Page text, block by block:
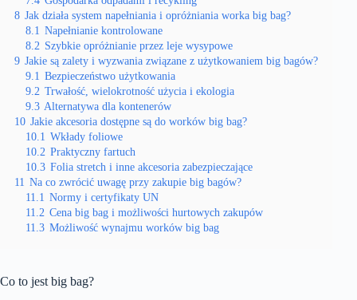
8 Jak działa system napełniania i opróżniania worka big bag?
8.1 Napełnianie kontrolowane
8.2 Szybkie opróżnianie przez leje wysypowe
9 Jakie są zalety i wyzwania związane z użytkowaniem big bagów?
9.1 Bezpieczeństwo użytkowania
9.2 Trwałość, wielokrotność użycia i ekologia
9.3 Alternatywa dla kontenerów
10 Jakie akcesoria dostępne są do worków big bag?
10.1 Wkłady foliowe
10.2 Praktyczny fartuch
10.3 Folia stretch i inne akcesoria zabezpieczające
11 Na co zwrócić uwagę przy zakupie big bagów?
11.1 Normy i certyfikaty UN
11.2 Cena big bag i możliwości hurtowych zakupów
11.3 Możliwość wynajmu worków big bag
Co to jest big bag?